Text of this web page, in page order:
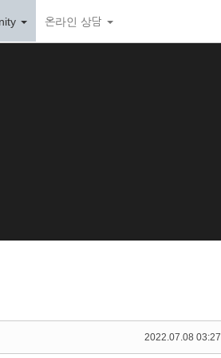
온라인 상담
2022.07.08 03:27